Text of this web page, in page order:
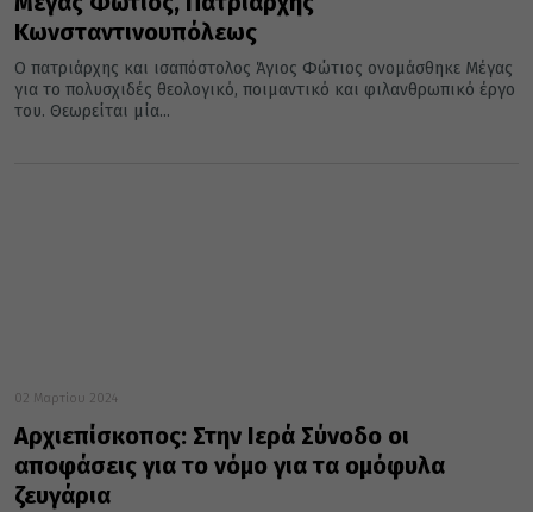
Κωνσταντινουπόλεως
Ο πατριάρχης και ισαπόστολος Άγιος Φώτιος ονομάσθηκε Μέγας
για το πολυσχιδές θεολογικό, ποιμαντικό και φιλανθρωπικό έργο
του. Θεωρείται μία...
02 Μαρτίου 2024
Αρχιεπίσκοπος: Στην Ιερά Σύνοδο οι
αποφάσεις για το νόμο για τα ομόφυλα
ζευγάρια